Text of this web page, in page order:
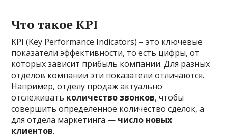
Что такое KPI
KPI (Key Performance Indicators) – это ключевые
показатели эффективности, то есть цифры, от
которых зависит прибыль компании. Для разных
отделов компании эти показатели отличаются.
Например, отделу продаж актуально
отслеживать количество звонков, чтобы
совершить определенное количество сделок, а
для отдела маркетинга — число новых
клиентов.